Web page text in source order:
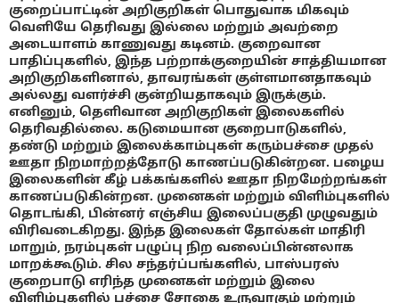
குறைப்பாட்டின் அறிகுறிகள் பொதுவாக மிகவும்
வெளியே தெரிவது இல்லை மற்றும் அவற்றை
அடையாளம் காணுவது கடினம். குறைவான
பாதிப்புகளில், இந்த பற்றாக்குறையின் சாத்தியமான
அறிகுறிகளினால், தாவரங்கள் குள்ளமானதாகவும்
அல்லது வளர்ச்சி குன்றியதாகவும் இருக்கும்.
எனினும், தெளிவான அறிகுறிகள் இலைகளில்
தெரிவதில்லை. கடுமையான குறைபாடுகளில்,
தண்டு மற்றும் இலைக்காம்புகள் கரும்பச்சை முதல்
ஊதா நிறமாற்றத்தோடு காணப்படுகின்றன. பழைய
இலைகளின் கீழ் பக்கங்களில் ஊதா நிறமேற்றங்கள்
காணப்படுகின்றன. முனைகள் மற்றும் விளிம்புகளில்
தொடங்கி, பின்னர் எஞ்சிய இலைப்பகுதி முழுவதும்
விரிவடைகிறது. இந்த இலைகள் தோல்கள் மாதிரி
மாறும், நரம்புகள் பழுப்பு நிற வலைப்பின்னலாக
மாறக்கூடும். சில சந்தர்ப்பங்களில், பாஸ்பரஸ்
குறைபாடு எரிந்த முனைகள் மற்றும் இலை
விளிம்புகளில் பச்சை சோகை உருவாகும் மற்றும்